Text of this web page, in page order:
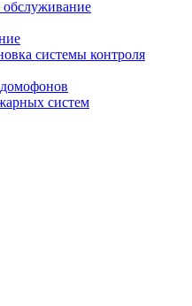
системы контроля
систем